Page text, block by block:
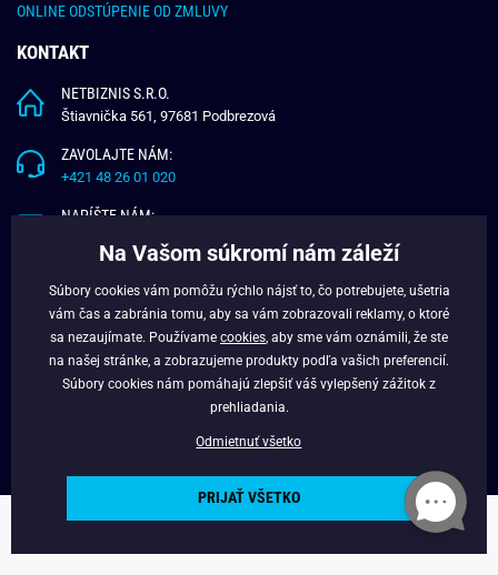
ONLINE ODSTÚPENIE OD ZMLUVY
KONTAKT
NETBIZNIS S.R.O.
Štiavnička 561, 97681 Podbrezová
ZAVOLAJTE NÁM:
+421 48 26 01 020
NAPÍŠTE NÁM:
O NÁS
VERNOSTNÝ PROGRAM
BLOG
Copyright © 2025 - Budchlap.sk Všetky práva vyhradené. webdesign ©
Na Vašom súkromí nám záleží
Súbory cookies vám pomôžu rýchlo nájsť to, čo potrebujete, ušetria
vám čas a zabránia tomu, aby sa vám zobrazovali reklamy, o ktoré
sa nezaujímate. Používame cookies , aby sme vám oznámili, že ste
na našej stránke, a zobrazujeme produkty podľa vašich preferencií.
Súbory cookies nám pomáhajú zlepšiť váš vylepšený zážitok z
prehliadania.
Odmietnuť všetko
PRIJAŤ VŠETKO